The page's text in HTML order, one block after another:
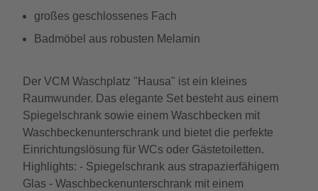
großes geschlossenes Fach
Badmöbel aus robusten Melamin
Der VCM Waschplatz "Hausa" ist ein kleines
Raumwunder. Das elegante Set besteht aus einem
Spiegelschrank sowie einem Waschbecken mit
Waschbeckenunterschrank und bietet die perfekte
Einrichtungslösung für WCs oder Gästetoiletten.
Highlights: - Spiegelschrank aus strapazierfähigem
Glas - Waschbeckenunterschrank mit einem